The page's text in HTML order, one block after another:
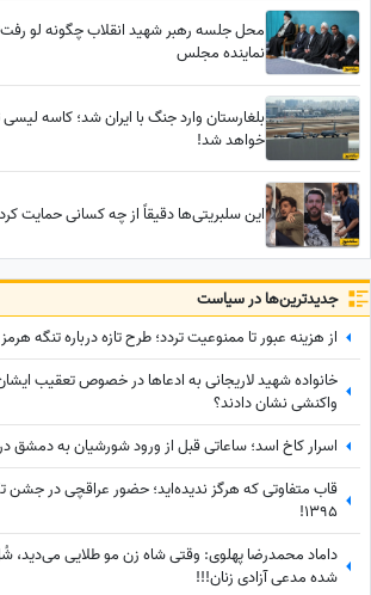
محل جلسه رهبر شهید انقلاب چگونه لو
نماینده مجلس
بلغارستان وارد جنگ با ایران شد؛ کاسه لیسی
خواهد شد!
این سلبریتی‌ها دقیقاً از چه کسانی حمایت
جدید‌ترین‌ها در سیاست
از هزینه عبور تا ممنوعیت تردد؛ طرح تازه درباره تنگه
خانواده شهید لاریجانی به ادعاها در خصوص تعقیب
واکنشی نشان دادند؟
اسرار کاخ اسد؛ ساعاتی قبل از ورود شورشیان به دمشق
قاب متفاوتی که هرگز ندیده‌اید؛ حضور عراقچی در
1395!
داماد محمدرضا پهلوی: وقتی شاه زن مو طلایی
شده مدعی آزادی زنان!!!